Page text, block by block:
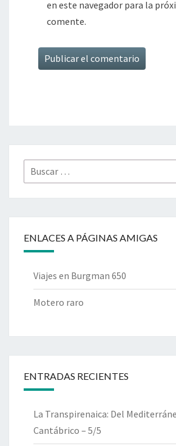
en este navegador para la
comente.
Buscar
por:
ENLACES A PÁGINAS AMIGAS
Viajes en Burgman 650
Motero raro
ENTRADAS RECIENTES
La Transpirenaica: Del
Cantábrico – 5/5